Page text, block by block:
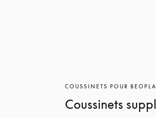
COUSSINETS POUR
Coussinets